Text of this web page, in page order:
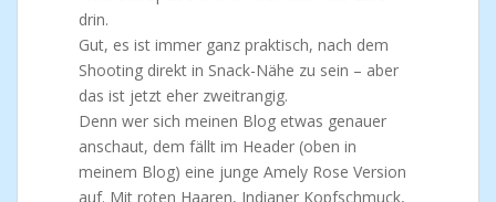
drin.
Gut, es ist immer ganz praktisch, nach dem
Shooting direkt in Snack-Nähe zu sein – aber
das ist jetzt eher zweitrangig.
Denn wer sich meinen Blog etwas genauer
anschaut, dem fällt im Header (oben in
meinem Blog) eine junge Amely Rose Version
auf. Mit roten Haaren, Indianer Kopfschmuck,